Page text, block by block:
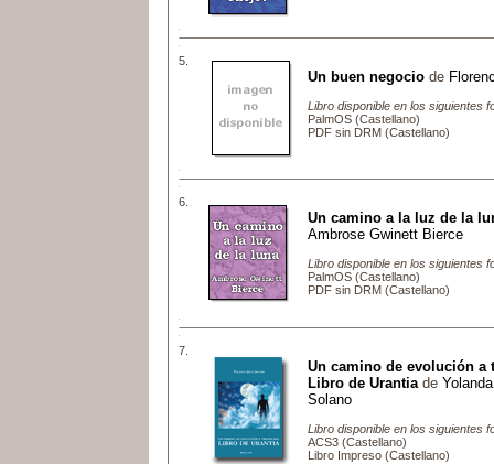
5.
Un buen negocio de
Libro disponible en los siguientes
PalmOS (Castellano)
PDF sin DRM (Castellano)
6.
Un camino a la luz de la
Ambrose Gwinett Bierce
Libro disponible en los siguientes
PalmOS (Castellano)
PDF sin DRM (Castellano)
7.
Un camino de evolución a
Libro de Urantia de
Solano
Libro disponible en los siguientes
ACS3 (Castellano)
Libro Impreso (Castellano)